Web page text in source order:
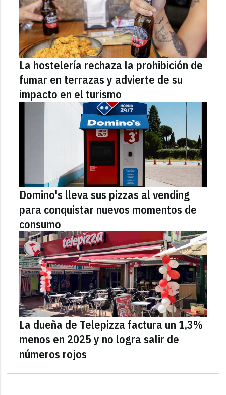
La hostelería rechaza la prohibición de
fumar en terrazas y advierte de su
impacto en el turismo
Domino's lleva sus pizzas al vending
para conquistar nuevos momentos de
consumo
La dueña de Telepizza factura un 1,3%
menos en 2025 y no logra salir de
números rojos